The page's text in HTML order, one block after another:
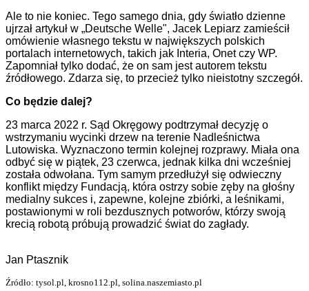
Ale to nie koniec. Tego samego dnia, gdy światło dzienne
ujrzał artykuł w „Deutsche Welle", Jacek Lepiarz zamieścił
omówienie własnego tekstu w największych polskich
portalach internetowych, takich jak Interia, Onet czy WP.
Zapomniał tylko dodać, że on sam jest autorem tekstu
źródłowego. Zdarza się, to przecież tylko nieistotny szczegół.
Co będzie dalej?
23 marca 2022 r. Sąd Okręgowy podtrzymał decyzję o
wstrzymaniu wycinki drzew na terenie Nadleśnictwa
Lutowiska. Wyznaczono termin kolejnej rozprawy. Miała ona
odbyć się w piątek, 23 czerwca, jednak kilka dni wcześniej
została odwołana. Tym samym przedłużył się odwieczny
konflikt między Fundacją, która ostrzy sobie zęby na głośny
medialny sukces i, zapewne, kolejne zbiórki, a leśnikami,
postawionymi w roli bezdusznych potworów, którzy swoją
krecią robotą próbują prowadzić świat do zagłady.
Jan Ptasznik
Źródło: tysol.pl, krosno112.pl, solina.naszemiasto.pl